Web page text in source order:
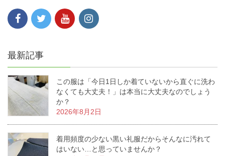
最新記事
この服は「今日1日しか着ていないから直ぐに洗わ
なくても大丈夫！」は本当に大丈夫なのでしょう
か？
2026年8月2日
着用頻度の少ない黒い礼服だからそんなに汚れて
はいない…と思っていませんか？